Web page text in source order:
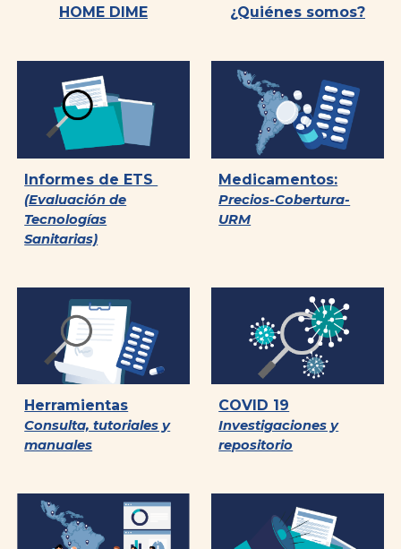
HOME DIME ¿Quiénes somos?
Informes de ETS
(Evaluación de
Tecnologías
Sanitarias)
Medicamentos:
Precios-Cobertura-
URM
Herramientas
Consulta, tutoriales y
manuales
COVID 19
Investigaciones y
repositorio